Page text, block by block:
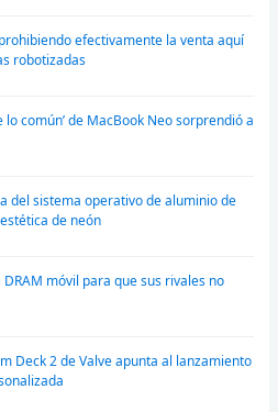
efectivamente la venta aquí
robotizadas
lo común’ de MacBook Neo sorprendió a
del sistema operativo de aluminio de
de neón
móvil para que sus rivales no
Deck 2 de Valve apunta al lanzamiento